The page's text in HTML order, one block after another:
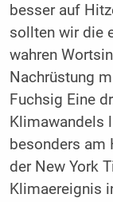
besser auf
sollten wir die
wahren
Nachrüstung
Fuchsig Eine
Klimawandels
besonders am
der New York
Klimaereignis